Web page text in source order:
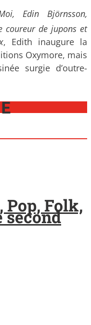
Edin Björnsson,
coureur de jupons et
, Edith inaugure la
Oxymore, mais
surgie d’outre-
Pop, Folk,
second